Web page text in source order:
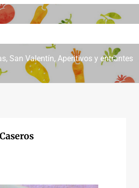
San Valentín Aperitivos y entrantes